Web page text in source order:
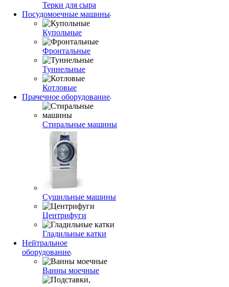
Терки для сыра
Посудомоечные машины
Купольные
Фронтальные
Туннельные
Котловые
Прачечное оборудование
Стиральные машины
Сушильные машины
Центрифуги
Гладильные катки
Нейтральное
оборудование
Ванны моечные